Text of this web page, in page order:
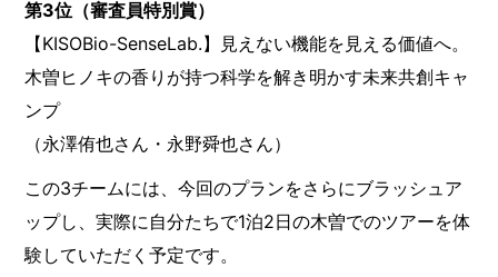
第3位（審査員特別賞）
【KISOBio-SenseLab.】見えない機能を見える価値へ。
木曽ヒノキの香りが持つ科学を解き明かす未来共創キャ
ンプ
（永澤侑也さん・永野舜也さん）
この3チームには、今回のプランをさらにブラッシュア
ップし、実際に自分たちで1泊2日の木曽でのツアーを体
験していただく予定です。